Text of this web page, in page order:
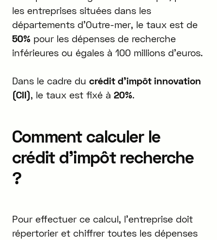
les entreprises situées dans les
départements d'Outre-mer, le taux est de
50%pour les dépenses de recherche
inférieures ou égales à 100 millions d'euros.
Dans le cadre du crédit d'impôt innovation
(CII), le taux est fixé à 20%.
Comment calculer le
crédit d'impôt recherche
?
Pour effectuer ce calcul, l'entreprise doit
répertorier et chiffrer toutes les dépenses